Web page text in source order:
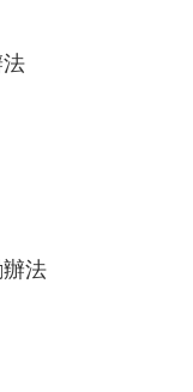
法